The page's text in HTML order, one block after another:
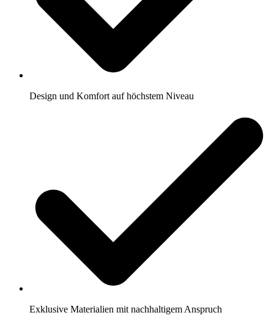
Design und Komfort auf höchstem Niveau
Exklusive Materialien mit nachhaltigem Anspruch